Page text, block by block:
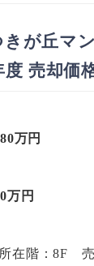
きが丘マ
度 売却価
万円
万円
所在階：8F